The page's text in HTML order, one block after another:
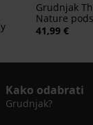
Grudnjak
Nature
41,99 €
Kako odabrati
Grudnjak?